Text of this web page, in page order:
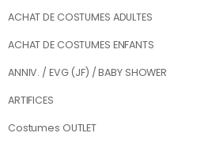
ACHAT DE COSTUMES ADULTES
ACHAT DE COSTUMES ENFANTS
ANNIV. / EVG (JF) / BABY SHOWER
ARTIFICES
Costumes OUTLET